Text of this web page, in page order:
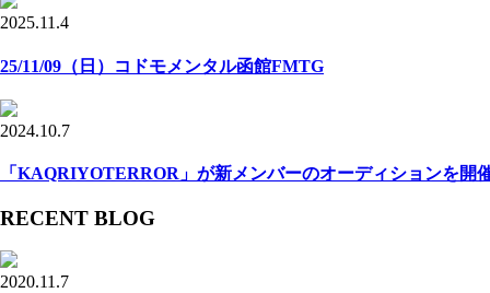
2025.11.4
25/11/09（日）コドモメンタル函館FMTG
2024.10.7
「KAQRIYOTERROR」が新メンバーのオーディションを開
RECENT BLOG
2020.11.7